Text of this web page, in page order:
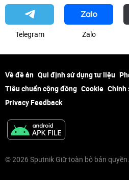
Telegram Zalo
Về đề án Qui định sử dụng tư liệu
Tiêu chuẩn cộng đồng Cookie Chính
Privacy Feedback
© 2026 Sputnik Giữ toàn bộ bản